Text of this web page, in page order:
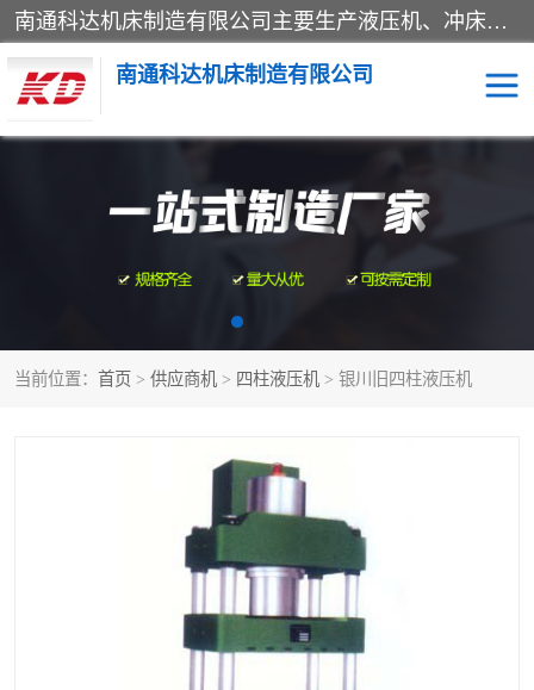
南通科达机床制造有限公司主要生产液压机、冲床、压力机等产品；本公司采用现代化企业的管理方法进行管理，立足于产品的质量管理，以优秀的品质、新颖的设计、合理的价格、完善的服务赢得广大客户的充分信赖和良好的口碑。领导层将运用科学管理方法及长期积累下来的经验和广泛领域吸取来新的技术不断调整产品结构，为市场提供精良的各类机械设备。企业将坚持与国内外各界朋友，真诚合作，共创辉煌。
南通科达机床制造有限公司
当前位置： 首页 > 供应商机 > 四柱液压机 > 银川旧四柱液压机
四柱液压机 液压机
卷板机